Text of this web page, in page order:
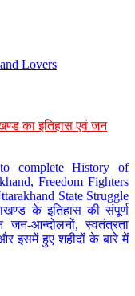
Lovers
का इतिहास एवं जन
complete History of
Freedom Fighters
State Struggle
के इतिहास की संपूर्ण
जन-आन्दोलनों, स्वतंत्रता
इसमें हुए शहीदों के बारे में